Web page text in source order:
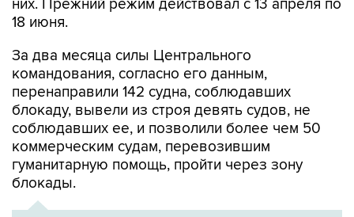
За два месяца силы Центрального
перенаправили 142 судна, соблюдавших
блокаду, вывели из строя девять судов, не
соблюдавших ее, и позволили более чем 50
коммерческим судам, перевозившим
гуманитарную помощь, пройти через зону
блокады.
ХРОНИКА